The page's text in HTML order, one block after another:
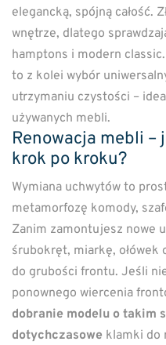
elegancką, spójną całość.
wnętrze, dlatego
hamptons i modern
to z kolei wybór
utrzymaniu czystości –
używanych mebli.
Renowacja mebli
krok po kroku?
Wymiana uchwytów to
metamorfozę komody,
Zanim zamontujesz nowe
śrubokręt, miarkę, ołówek
do grubości frontu. Jeśli
ponownego wiercenia
dobranie modelu o takim
dotychczasowe klamki do